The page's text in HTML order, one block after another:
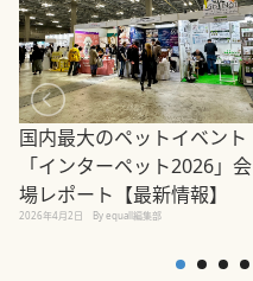
国内最大のペットイベント
「インターペット2026」会
場レポート【最新情報】
2026年4月2日 By equall編集部